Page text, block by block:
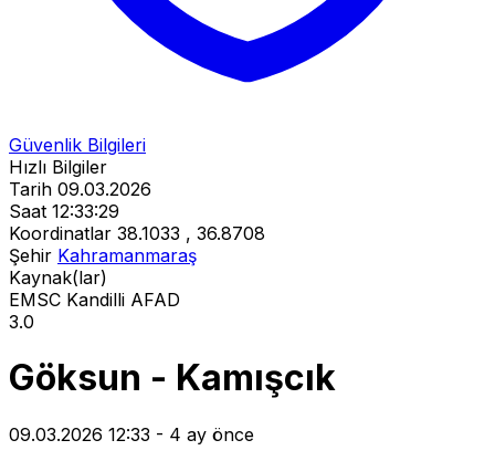
Güvenlik Bilgileri
Hızlı Bilgiler
Tarih 09.03.2026
Saat 12:33:29
Koordinatlar 38.1033 , 36.8708
Şehir Kahramanmaraş
Kaynak(lar)
EMSC Kandilli AFAD
3.0
Göksun - Kamışcık
09.03.2026 12:33 - 4 ay önce